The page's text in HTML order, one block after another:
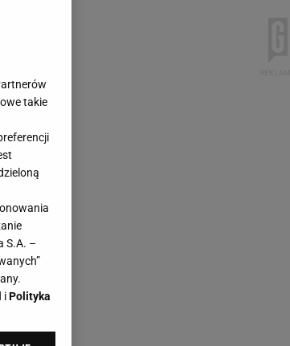
takie
S.A. –
iPolityka